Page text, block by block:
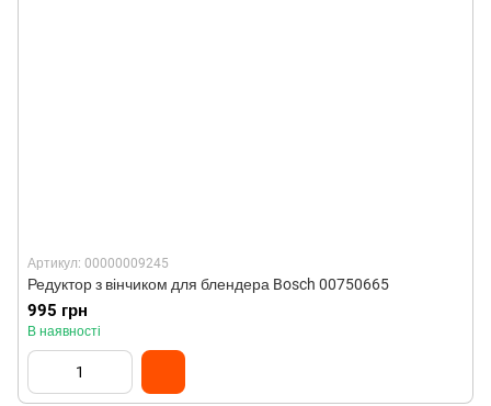
Артикул: 00000009245
Редуктор з вінчиком для блендера Bosch 00750665
995 грн
В наявності